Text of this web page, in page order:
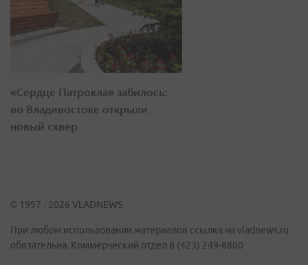
«Сердце Патрокла» забилось:
во Владивостоке открыли
новый сквер
© 1997 - 2026 VLADNEWS
При любом использовании материалов ссылка на vladnews.ru
обязательна. Коммерческий отдел 8 (423) 249-8800